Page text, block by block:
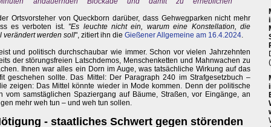
Ortsvorsteher von Queckborn darüber, dass Gehwegparken nicht mehr
es verboten ist. "Es leuchte nicht ein, warum eine Konstellation, die
verändert werden soll", zitiert ihn die Gießener Allgemeine am 16.4.2024.
und politisch durchschaubar wie immer. Schon vor vielen Jahrzehnten
der störungsfreien Latschdemos, Menschenketten und Mahnwachen zu
Ihnen war alles ein Dorn im Auge, was tatsächliche Wirkung auf das
geschehen sollte. Das Mittel: Der Paragraph 240 im Strafgesetzbuch –
zeigen: Das Mittel könnte wieder in Mode kommen. Denn der politische
samstäglichen Spaziergang auf Bäume, Straßen, vor Eingänge, an
mehr weh tun – und weh tun sollen.
- staatliches Schwert gegen störenden